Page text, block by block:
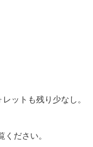
ットも残り少なし。
ださい。